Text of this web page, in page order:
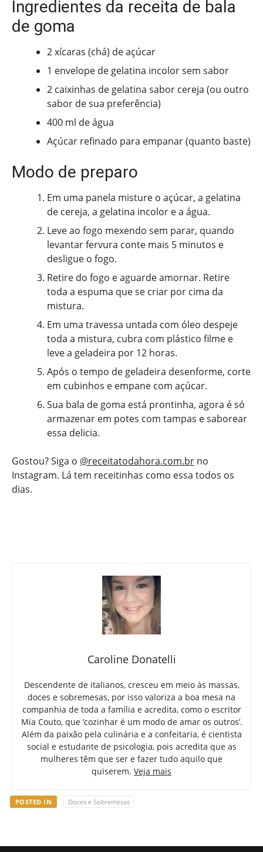
Ingredientes da receita de bala
de goma
2 xícaras (chá) de açúcar
1 envelope de gelatina incolor sem sabor
2 caixinhas de gelatina sabor cereja (ou outro
sabor de sua preferência)
400 ml de água
Açúcar refinado para empanar (quanto baste)
Modo de preparo
Em uma panela misture o açúcar, a gelatina
de cereja, a gelatina incolor e a água.
Leve ao fogo mexendo sem parar, quando
levantar fervura conte mais 5 minutos e
desligue o fogo.
Retire do fogo e aguarde amornar. Retire
toda a espuma que se criar por cima da
mistura.
Em uma travessa untada com óleo despeje
toda a mistura, cubra com plástico filme e
leve a geladeira por 12 horas.
Após o tempo de geladeira desenforme, corte
em cubinhos e empane com açúcar.
Sua bala de goma está prontinha, agora é só
armazenar em potes com tampas e saborear
essa delicia.
Gostou? Siga o @receitatodahora.com.br no
Instagram. Lá tem receitinhas como essa todos os
dias.
Caroline Donatelli
Descendente de italianos, cresceu em meio às massas,
doces e sobremesas, por isso valoriza a boa mesa na
companhia de toda a família e acredita, como o escritor
Mia Couto, que ‘cozinhar é um modo de amar os outros’.
Além da paixão pela culinária e a confeitaria, é cientista
social e estudante de psicologia, pois acredita que as
mulheres têm que ser e fazer tudo aquilo que
quiserem. Veja mais
POSTED IN Doces e Sobremesas